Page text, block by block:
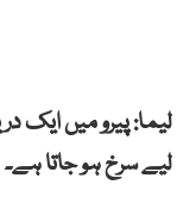
لیما: پیرو میں ایک
لیے سرخ ہو جاتا ہے۔